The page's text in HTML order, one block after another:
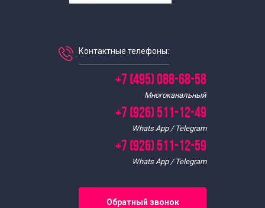
Контактные телефоны:
+7 (495) 088-68-58
Многоканальный
+7 (926) 511-12-49
Whats App / Telegram
+7 (926) 511-12-59
Whats App / Telegram
Обратный звонок